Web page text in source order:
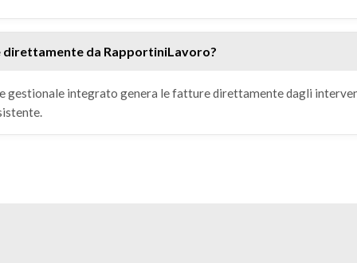
da RapportiniLavoro?
gestionale integrato genera le fatture direttamente dagli